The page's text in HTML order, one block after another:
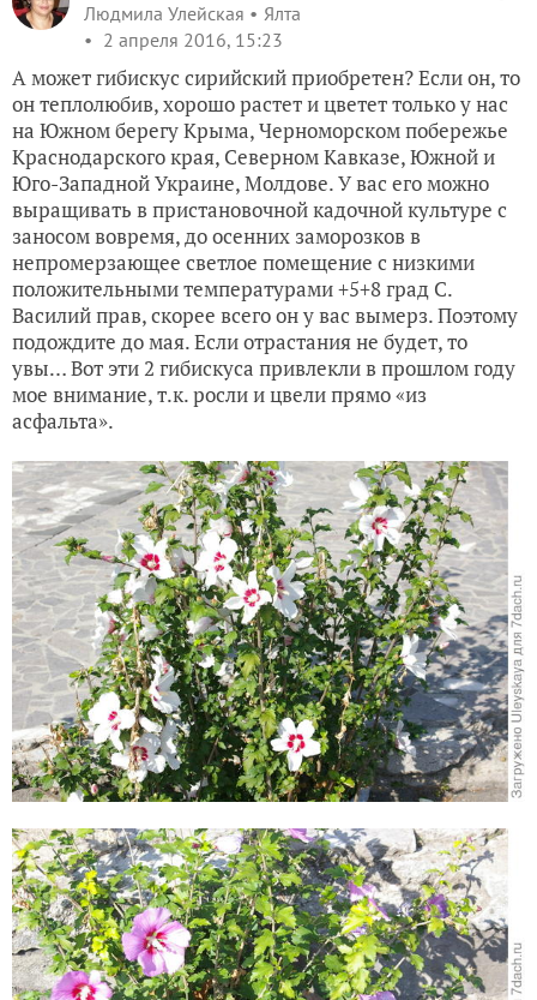
Людмила Улейская
Ялта
2 апреля 2016, 15:23
А может гибискус сирийский приобретен? Если он, то
он теплолюбив, хорошо растет и цветет только у нас
на Южном берегу Крыма, Черноморском побережье
Краснодарского края, Северном Кавказе, Южной и
Юго-Западной Украине, Молдове. У вас его можно
выращивать в пристановочной кадочной культуре с
заносом вовремя, до осенних заморозков в
непромерзающее светлое помещение с низкими
положительными температурами +5+8 град С.
Василий прав, скорее всего он у вас вымерз. Поэтому
подождите до мая. Если отрастания не будет, то
увы… Вот эти 2 гибискуса привлекли в прошлом году
мое внимание, т.к. росли и цвели прямо «из
асфальта».